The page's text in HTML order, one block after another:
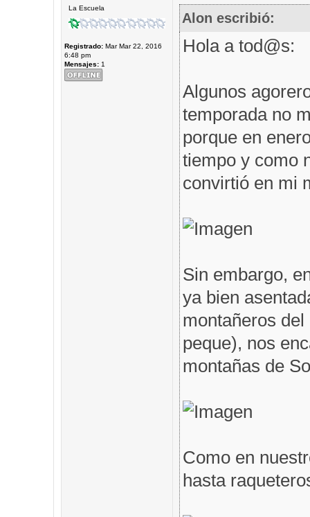
La Escuela
Registrado:Mar Mar 22, 2016
6:48 pm
Mensajes:1
Alon escribió:
Hola a tod@s:
Algunos
temporada no
porque en
tiempo y como
convirtió en mi
Sin embargo,
ya bien
montañeros
peque), nos
montañas de
Como en
hasta